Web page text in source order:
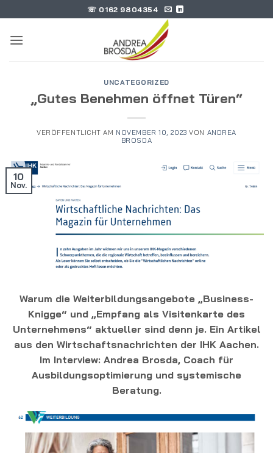
Inhalt
springen
☏ 0162 9804354
UNCATEGORIZED
„Gutes Benehmen öffnet Türen“
VERÖFFENTLICHT AM NOVEMBER 10, 2023 VON ANDREA
BROSDA
10
Nov.
Warum die Weiterbildungsangebote „Business-
Knigge“ und „Empfang als Visitenkarte des
Unternehmens“ aktueller sind denn je. Ein Artikel
aus den Wirtschaftsnachrichten der IHK Aachen.
Im Interview: Andrea Brosda, Coach für
Ausbildungsoptimierung und systemische
Beratung.